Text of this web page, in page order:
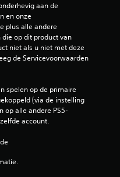
aan de
en onze
plus alle andere
op dit product van
niet als u niet met deze
de Servicevoorwaarden
spelen op de primaire
(via de instelling
op alle andere PS5-
account.